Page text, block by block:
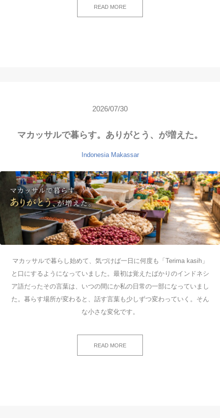
READ MORE
2026/07/30
マカッサルで暮らす。ありがとう、が増えた。
Indonesia Makassar
マカッサルで暮らし始めて、気づけば一日に何度も「Terima kasih」
と口にするようになっていました。最初は覚えたばかりのインドネシ
ア語だったその言葉は、いつの間にか私の日常の一部になっていまし
た。暮らす場所が変わると、話す言葉も少しずつ変わっていく。そん
な小さな変化です。
READ MORE